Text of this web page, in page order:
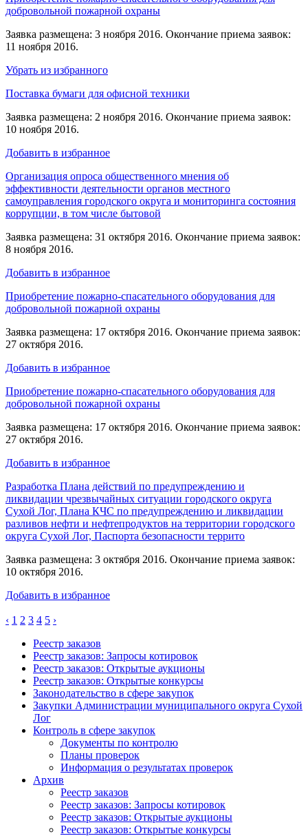
добровольной пожарной охраны
Заявка размещена: 3 ноября 2016. Окончание приема заявок:
11 ноября 2016.
Убрать из избранного
Поставка бумаги для офисной техники
Заявка размещена: 2 ноября 2016. Окончание приема заявок:
10 ноября 2016.
Добавить в избранное
Организация опроса общественного мнения об
эффективности деятельности органов местного
самоуправления городского округа и мониторинга состояния
коррупции, в том числе бытовой
Заявка размещена: 31 октября 2016. Окончание приема заявок:
8 ноября 2016.
Добавить в избранное
Приобретение пожарно-спасательного оборудования для
добровольной пожарной охраны
Заявка размещена: 17 октября 2016. Окончание приема заявок:
27 октября 2016.
Добавить в избранное
Приобретение пожарно-спасательного оборудования для
добровольной пожарной охраны
Заявка размещена: 17 октября 2016. Окончание приема заявок:
27 октября 2016.
Добавить в избранное
Разработка Плана действий по предупреждению и
ликвидации чрезвычайных ситуации городского округа
Сухой Лог, Плана КЧС по предупреждению и ликвидации
разливов нефти и нефтепродуктов на территории городского
округа Сухой Лог, Паспорта безопасности террито
Заявка размещена: 3 октября 2016. Окончание приема заявок:
10 октября 2016.
Добавить в избранное
‹ 1 2 3 4 5 ›
Реестр заказов
Реестр заказов: Запросы котировок
Реестр заказов: Открытые аукционы
Реестр заказов: Открытые конкурсы
Законодательство в сфере закупок
Закупки Администрации муниципального округа Сухой
Лог
Контроль в сфере закупок
Документы по контролю
Планы проверок
Информация о результатах проверок
Архив
Реестр заказов
Реестр заказов: Запросы котировок
Реестр заказов: Открытые аукционы
Реестр заказов: Открытые конкурсы